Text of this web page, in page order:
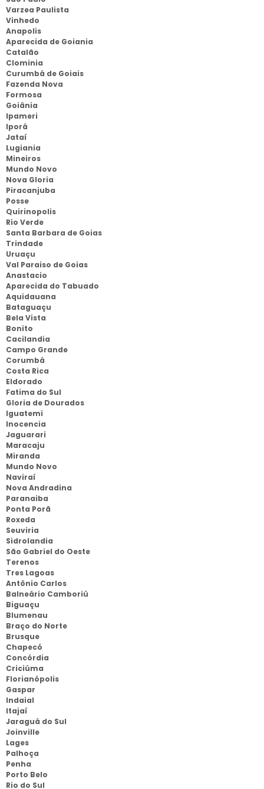
Varzea Paulista
Vinhedo
Anapolis
Aparecida de Goiania
Catalão
Clominia
Curumbá de Goiais
Fazenda Nova
Formosa
Goiânia
Ipameri
Iporá
Jataí
Lugiania
Mineiros
Mundo Novo
Nova Gloria
Piracanjuba
Posse
Quirinopolis
Rio Verde
Santa Barbara de Goias
Trindade
Uruaçu
Val Paraiso de Goias
Anastacio
Aparecida do Tabuado
Aquidauana
Bataguaçu
Bela Vista
Bonito
Cacilandia
Campo Grande
Corumbá
Costa Rica
Eldorado
Fatima do Sul
Gloria de Dourados
Iguatemi
Inocencia
Jaguarari
Maracaju
Miranda
Mundo Novo
Naviraí
Nova Andradina
Paranaiba
Ponta Porã
Roxeda
Seuviria
Sidrolandia
São Gabriel do Oeste
Terenos
Tres Lagoas
Antônio Carlos
Balneário Camboriú
Biguaçu
Blumenau
Braço do Norte
Brusque
Chapecó
Concórdia
Criciúma
Florianópolis
Gaspar
Indaial
Itajaí
Jaraguá do Sul
Joinville
Lages
Palhoça
Penha
Porto Belo
Rio do Sul